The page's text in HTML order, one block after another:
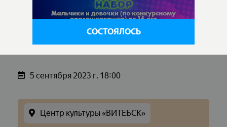
СОСТОЯЛОСЬ
5 сентября 2023 г. 18:00
Центр культуры «ВИТЕБСК»